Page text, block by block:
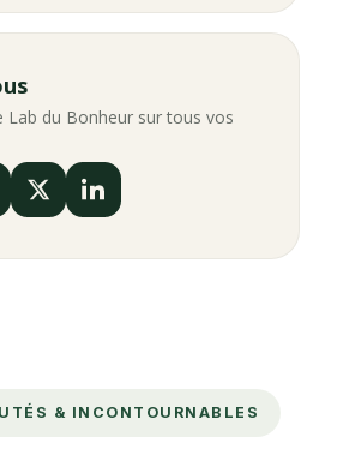
Lab du Bonheur sur tous vos
& INCONTOURNABLES